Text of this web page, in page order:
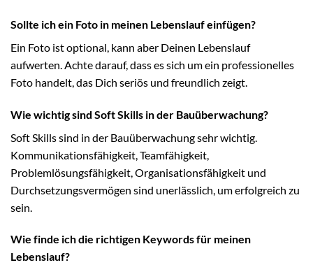
Sollte ich ein Foto in meinen Lebenslauf einfügen?
Ein Foto ist optional, kann aber Deinen Lebenslauf
aufwerten. Achte darauf, dass es sich um ein professionelles
Foto handelt, das Dich seriös und freundlich zeigt.
Wie wichtig sind Soft Skills in der Bauüberwachung?
Soft Skills sind in der Bauüberwachung sehr wichtig.
Kommunikationsfähigkeit, Teamfähigkeit,
Problemlösungsfähigkeit, Organisationsfähigkeit und
Durchsetzungsvermögen sind unerlässlich, um erfolgreich zu
sein.
Wie finde ich die richtigen Keywords für meinen
Lebenslauf?